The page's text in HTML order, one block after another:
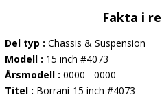
Fakta i
Del typ : Chassis & Suspension
Modell : 15 inch #4073
Årsmodell : 0000 - 0000
Titel : Borrani-15 inch #4073